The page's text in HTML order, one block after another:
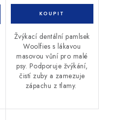
Žvýkací dentální pamlsek
Woolfies s lákavou
masovou vůní pro malé
psy. Podporuje žvýkání,
čistí zuby a zamezuje
zápachu z tlamy.